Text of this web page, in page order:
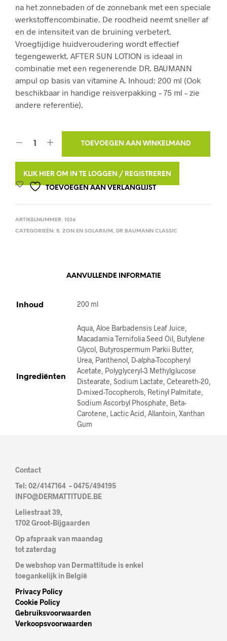
na het zonnebaden of de zonnebank met een speciale
werkstoffencombinatie. De roodheid neemt sneller af
en de intensiteit van de bruining verbetert.
Vroegtijdige huidveroudering wordt effectief
tegengewerkt. AFTER SUN LOTION is ideaal in
combinatie met een regenerende DR. BAUMANN
ampul op basis van vitamine A. Inhoud: 200 ml (Ook
beschikbaar in handige reisverpakking – 75 ml – zie
andere referentie).
TOEVOEGEN AAN WINKELMAND
KLIK HIER OM IN TE LOGGEN / REGISTREREN
TOEVOEGEN AAN VERLANGLIJST
ARTIKELNUMMER: 1036
CATEGORIEËN: 5. ZON EN SOLARIUM , DR BAUMANN CLASSIC
AANVULLENDE INFORMATIE
Inhoud 200 ml
Ingrediënten
Aqua, Aloe Barbadensis Leaf Juice,
Macadamia Ternifolia Seed Oil, Butylene
Glycol, Butyrospermum Parkii Butter,
Urea, Panthenol, D-alpha-Tocopheryl
Acetate, Polyglyceryl-3 Methylglucose
Distearate, Sodium Lactate, Ceteareth-20,
D-mixed-Tocopherols, Retinyl Palmitate,
Sodium Ascorbyl Phosphate, Beta-
Carotene, Lactic Acid, Allantoin, Xanthan
Gum
Contact
Tel: 02/4147164 – 0475/494195
INFO@DERMATTITUDE.BE
Leliestraat 39,
1702 Groot-Bijgaarden
Op afspraak van maandag
tot zaterdag
De webshop van Dermattitude is enkel
toegankelijk in België
Privacy Policy
Cookie Policy
Gebruiksvoorwaarden
Verkoopsvoorwaarden